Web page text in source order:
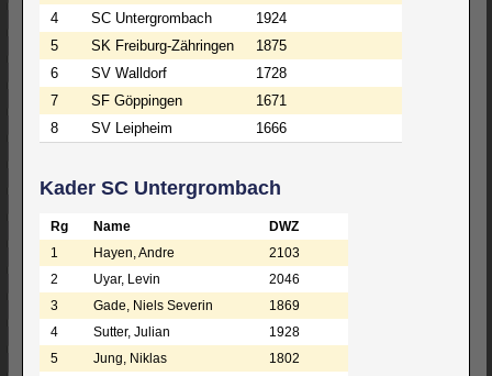
4
SC Untergrombach
1924
5
SK Freiburg-Zähringen
1875
6
SV Walldorf
1728
7
SF Göppingen
1671
8
SV Leipheim 1666
Kader SC Untergrombach
Rg Name
DWZ
1
Hayen, Andre
2103
2
Uyar, Levin
2046
3
Gade, Niels Severin
1869
4
Sutter, Julian
1928
5
Jung, Niklas
1802